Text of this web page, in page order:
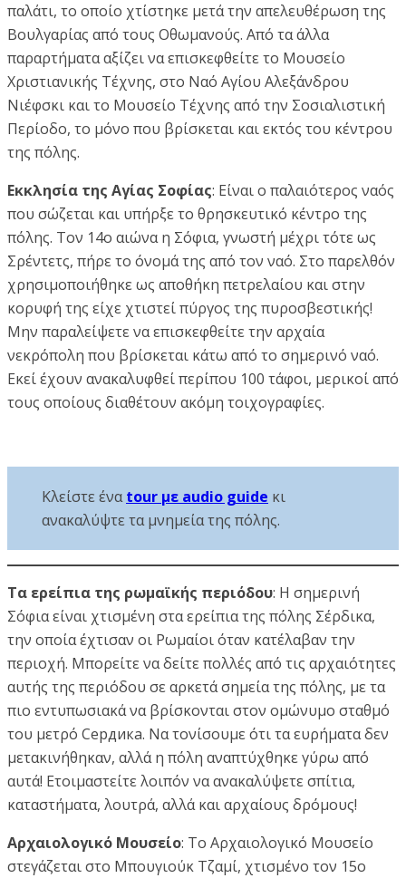
παλάτι, το οποίο χτίστηκε μετά την απελευθέρωση της
Βουλγαρίας από τους Οθωμανούς. Από τα άλλα
παραρτήματα αξίζει να επισκεφθείτε το Μουσείο
Χριστιανικής Τέχνης, στο Ναό Αγίου Αλεξάνδρου
Νιέφσκι και το Μουσείο Τέχνης από την Σοσιαλιστική
Περίοδο, το μόνο που βρίσκεται και εκτός του κέντρου
της πόλης.
Εκκλησία της Αγίας Σοφίας: Είναι ο παλαιότερος ναός
που σώζεται και υπήρξε το θρησκευτικό κέντρο της
πόλης. Τον 14ο αιώνα η Σόφια, γνωστή μέχρι τότε ως
Σρέντετς, πήρε το όνομά της από τον ναό. Στο παρελθόν
χρησιμοποιήθηκε ως αποθήκη πετρελαίου και στην
κορυφή της είχε χτιστεί πύργος της πυροσβεστικής!
Μην παραλείψετε να επισκεφθείτε την αρχαία
νεκρόπολη που βρίσκεται κάτω από το σημερινό ναό.
Εκεί έχουν ανακαλυφθεί περίπου 100 τάφοι, μερικοί από
τους οποίους διαθέτουν ακόμη τοιχογραφίες.
Κλείστε έναtour με audio guide κι
ανακαλύψτε τα μνημεία της πόλης.
Τα ερείπια της ρωμαϊκής περιόδου: Η σημερινή
Σόφια είναι χτισμένη στα ερείπια της πόλης Σέρδικα,
την οποία έχτισαν οι Ρωμαίοι όταν κατέλαβαν την
περιοχή. Μπορείτε να δείτε πολλές από τις αρχαιότητες
αυτής της περιόδου σε αρκετά σημεία της πόλης, με τα
πιο εντυπωσιακά να βρίσκονται στον ομώνυμο σταθμό
του μετρό Сердика. Να τονίσουμε ότι τα ευρήματα δεν
μετακινήθηκαν, αλλά η πόλη αναπτύχθηκε γύρω από
αυτά! Ετοιμαστείτε λοιπόν να ανακαλύψετε σπίτια,
καταστήματα, λουτρά, αλλά και αρχαίους δρόμους!
Αρχαιολογικό Μουσείο: Το Αρχαιολογικό Μουσείο
στεγάζεται στο Μπουγιούκ Τζαμί, χτισμένο τον 15ο